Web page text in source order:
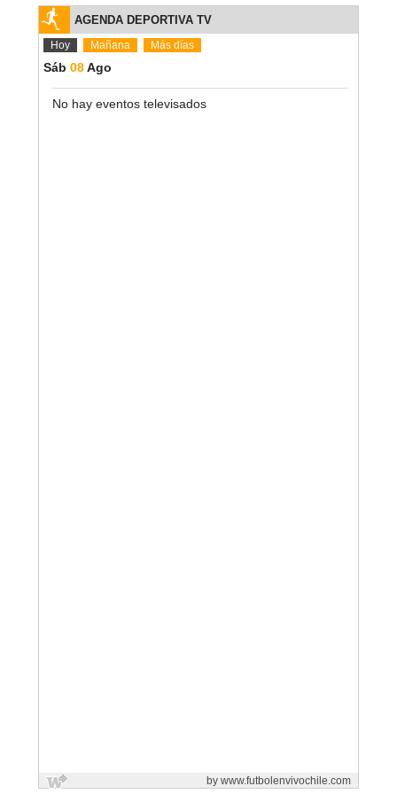
AGENDA DEPORTIVA TV
Hoy Mañana Más días
Sáb 08 Ago
No hay eventos televisados
by www.futbolenvivochile.com